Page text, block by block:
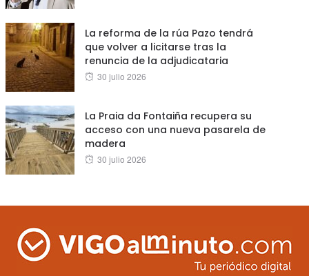
La reforma de la rúa Pazo tendrá
que volver a licitarse tras la
renuncia de la adjudicataria
Posted
30 julio 2026
La Praia da Fontaiña recupera su
acceso con una nueva pasarela de
madera
Posted
30 julio 2026